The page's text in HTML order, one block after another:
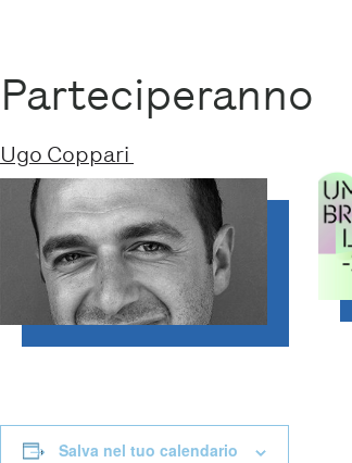
Parteciperanno
Ugo Coppari
Salva nel tuo calendario